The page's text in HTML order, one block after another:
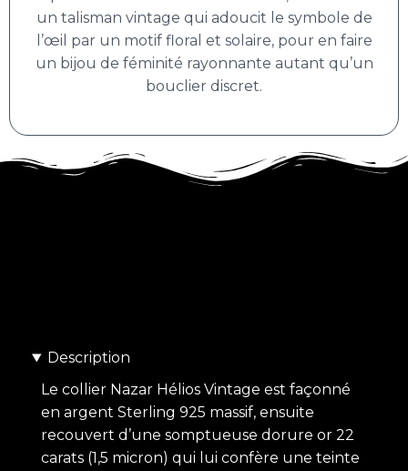
un talisman vintage qui adoucit le symbole de
l’œil par un motif floral et solaire, pour en faire
un bijou de féminité rayonnante autant qu’un
bouclier discret.
Description
Le collier Nazar Hélios Vintage est façonné
en argent Sterling 925 massif, ensuite
recouvert d’une somptueuse dorure or 22
carats (1,5 micron) qui lui confère une teinte